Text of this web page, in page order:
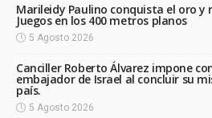
Marileidy Paulino conquista el oro y
Juegos en los 400 metros planos
5 Agosto 2026
Canciller Roberto Álvarez impone
embajador de Israel al concluir su
país.
5 Agosto 2026